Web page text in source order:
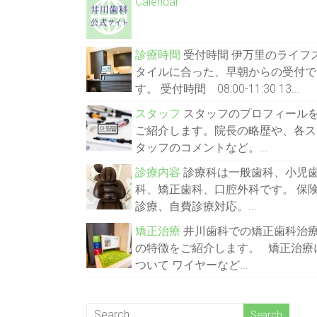
診療時間 受付時間 伊万里のライフ
タイルに合った、早朝からの受付で
す。 受付時間 08:00-11:30 13...
スタッフ スタッフのプロフィールを
ご紹介します。院長の略歴や、各ス
タッフのコメントなど。...
診療内容 診療科は一般歯科、小児
科、矯正歯科、口腔外科です。 保
診療、自費診療対応。...
矯正治療 井川歯科での矯正歯科治
の特徴をご紹介します。 矯正治療
ついて ワイヤーなど...